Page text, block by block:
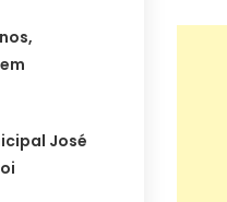
José